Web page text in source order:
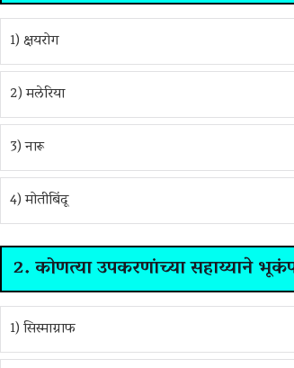
1) क्षयरोग
2) मलेरिया
3) नारू
4) मोतीबिंदू
2. कोणत्या उपकरणांच्या सहाय्याने
1) सिस्माग्राफ